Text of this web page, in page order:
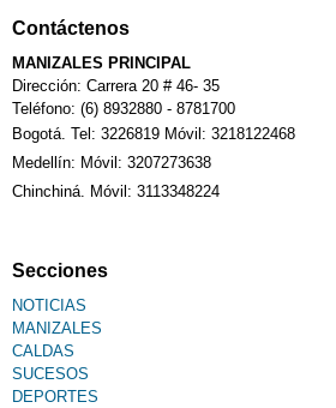
Contáctenos
MANIZALES PRINCIPAL
Dirección: Carrera 20 # 46- 35
Teléfono: (6) 8932880 - 8781700
Bogotá. Tel: 3226819 Móvil: 3218122468
Medellín: Móvil: 3207273638
Chinchiná. Móvil: 3113348224
Secciones
NOTICIAS
MANIZALES
CALDAS
SUCESOS
DEPORTES